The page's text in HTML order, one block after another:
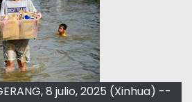
8 julio, 2025 (Xinhua) --